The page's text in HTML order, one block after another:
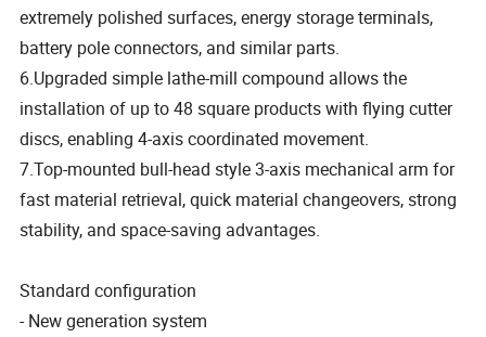
extremely polished surfaces, energy storage terminals,
battery pole connectors, and similar parts.
6.Upgraded simple lathe-mill compound allows the
installation of up to 48 square products with flying cutter
discs, enabling 4-axis coordinated movement.
7.Top-mounted bull-head style 3-axis mechanical arm for
fast material retrieval, quick material changeovers, strong
stability, and space-saving advantages.
Standard configuration
- New generation system